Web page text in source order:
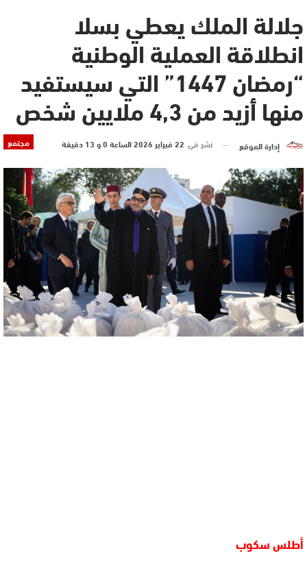
جلالة الملك يعطي بسلا
انطلاقة العملية الوطنية
“رمضان 1447” التي سيستفيد
منها أزيد من 4,3 ملايين شخص
مجتمع إدارة الموقع نشر في 22 فبراير 2026 الساعة 0 و 13 دقيقة
أطلس سكوب